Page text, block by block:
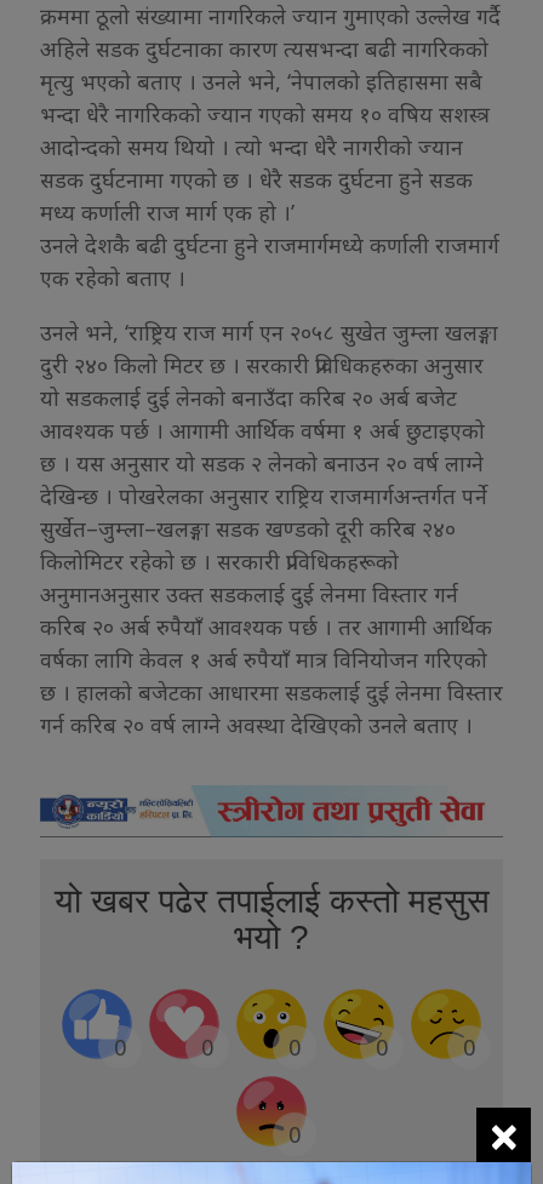
क्रममा ठूलो संख्यामा नागरिकले ज्यान गुमाएको उल्लेख गर्दै
अहिले सडक दुर्घटनाका कारण त्यसभन्दा बढी नागरिकको
मृत्यु भएको बताए । उनले भने, ‘नेपालको इतिहासमा सबै
भन्दा धेरै नागरिकको ज्यान गएको समय १० वषिय सशस्त्र
आदोन्दको समय थियो । त्यो भन्दा धेरै नागरीको ज्यान
सडक दुर्घटनामा गएको छ । धेरै सडक दुर्घटना हुने सडक
मध्य कर्णाली राज मार्ग एक हो ।’
उनले देशकै बढी दुर्घटना हुने राजमार्गमध्ये कर्णाली राजमार्ग
एक रहेको बताए ।
उनले भने, ‘राष्ट्रिय राज मार्ग एन २०५८ सुखेत जुम्ला खलङ्गा
दुरी २४० किलो मिटर छ । सरकारी प्रविधिकहरुका अनुसार
यो सडकलाई दुई लेनको बनाउँदा करिब २० अर्ब बजेट
आवश्यक पर्छ । आगामी आर्थिक वर्षमा १ अर्ब छुटाइएको
छ । यस अनुसार यो सडक २ लेनको बनाउन २० वर्ष लाग्ने
देखिन्छ । पोखरेलका अनुसार राष्ट्रिय राजमार्गअन्तर्गत पर्ने
सुर्खेत–जुम्ला–खलङ्गा सडक खण्डको दूरी करिब २४०
किलोमिटर रहेको छ । सरकारी प्राविधिकहरूको
अनुमानअनुसार उक्त सडकलाई दुई लेनमा विस्तार गर्न
करिब २० अर्ब रुपैयाँ आवश्यक पर्छ । तर आगामी आर्थिक
वर्षका लागि केवल १ अर्ब रुपैयाँ मात्र विनियोजन गरिएको
छ । हालको बजेटका आधारमा सडकलाई दुई लेनमा विस्तार
गर्न करिब २० वर्ष लाग्ने अवस्था देखिएको उनले बताए ।
यो खबर पढेर तपाईलाई कस्तो महसुस
भयो ?
0 0 0 0 0
0 ×